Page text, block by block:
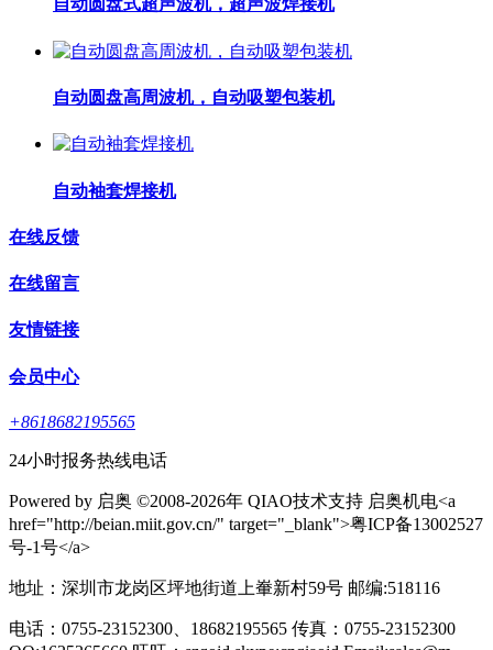
自动圆盘式超声波机，超声波焊接机
自动圆盘高周波机，自动吸塑包装机
自动袖套焊接机
在线反馈
在线留言
友情链接
会员中心
+8618682195565
24小时报务热线电话
Powered by 启奥 ©2008-2026年 QIAO技术支持 启奥机电<a
href="http://beian.miit.gov.cn/" target="_blank">粤ICP备13002527
号-1号</a>
地址：深圳市龙岗区坪地街道上輋新村59号 邮编:518116
电话：0755-23152300、18682195565 传真：0755-23152300